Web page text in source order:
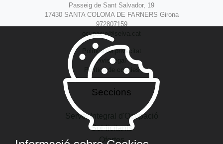
Passeig de Sant Salvador, 19
17430 SANTA COLOMA DE FARNERS Girona
972807159
ocupacio@selva.cat
Política de privacitat
Avís legal
Política de cookies
Seccions
Servei Integral d'Ocupació
Sol·licitants
Ofertes